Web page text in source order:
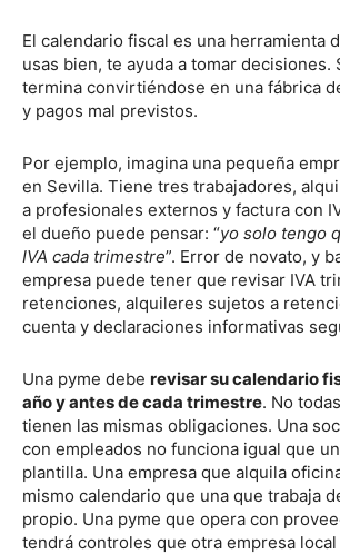
El calendario fiscal es una herramienta
usas bien, te ayuda a tomar decisiones.
termina convirtiéndose en una fábrica
y pagos mal previstos.
Por ejemplo, imagina una pequeña
en Sevilla. Tiene tres trabajadores,
a profesionales externos y factura con
el dueño puede pensar: “yo solo tengo
IVA cada trimestre”. Error de novato, y
empresa puede tener que revisar IVA
retenciones, alquileres sujetos a
cuenta y declaraciones informativas
Una pyme debe revisar su calendario
año y antes de cada trimestre. No
tienen las mismas obligaciones. Una
con empleados no funciona igual que
plantilla. Una empresa que alquila
mismo calendario que una que trabaja
propio. Una pyme que opera con
tendrá controles que otra empresa